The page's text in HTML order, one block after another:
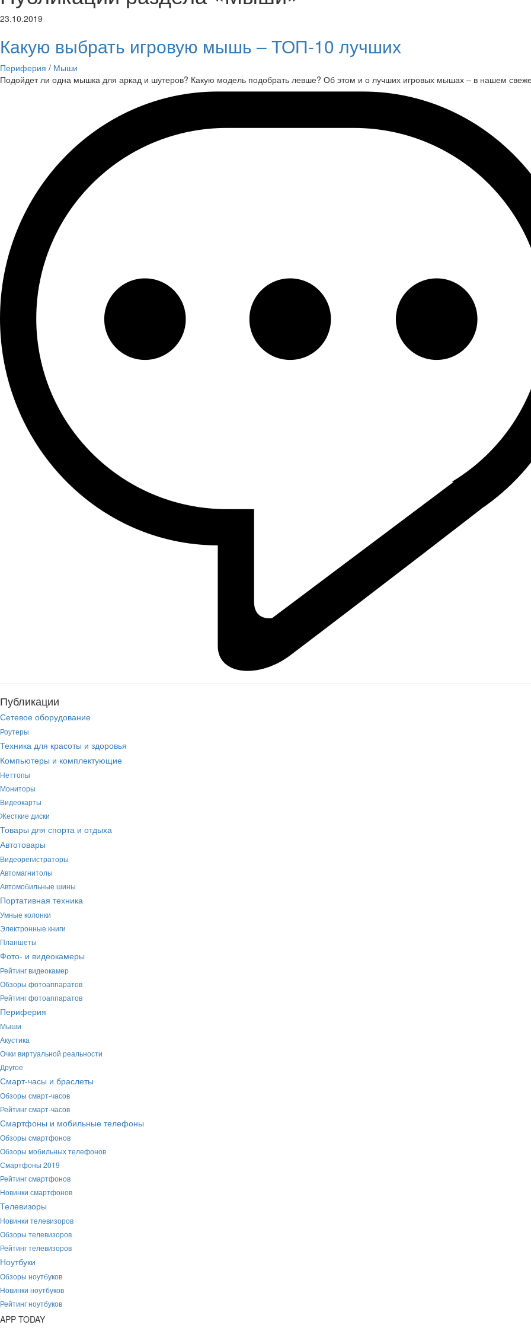
23.10.2019
Какую выбрать игровую мышь – ТОП-10 лучших
Периферия / Мыши
Подойдет ли одна мышка для аркад и шутеров? Какую модель подобрать левше? Об этом и о лучших игровых мышах – в нашем
Публикации
Сетевое оборудование
Роутеры
Техника для красоты и здоровья
Компьютеры и комплектующие
Неттопы
Мониторы
Видеокарты
Жесткие диски
Товары для спорта и отдыха
Автотовары
Видеорегистраторы
Автомагнитолы
Автомобильные шины
Портативная техника
Умные колонки
Электронные книги
Планшеты
Фото- и видеокамеры
Рейтинг видеокамер
Обзоры фотоаппаратов
Рейтинг фотоаппаратов
Периферия
Мыши
Акустика
Очки виртуальной реальности
Другое
Смарт-часы и браслеты
Обзоры смарт-часов
Рейтинг смарт-часов
Смартфоны и мобильные телефоны
Обзоры смартфонов
Обзоры мобильных телефонов
Смартфоны 2019
Рейтинг смартфонов
Новинки смартфонов
Телевизоры
Новинки телевизоров
Обзоры телевизоров
Рейтинг телевизоров
Ноутбуки
Обзоры ноутбуков
Новинки ноутбуков
Рейтинг ноутбуков
APP TODAY